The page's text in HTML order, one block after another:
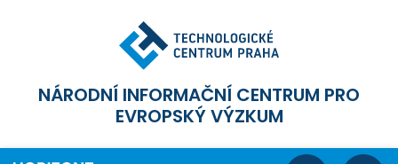
NÁRODNÍ INFORMAČNÍ CENTRUM PRO
EVROPSKÝ VÝZKUM